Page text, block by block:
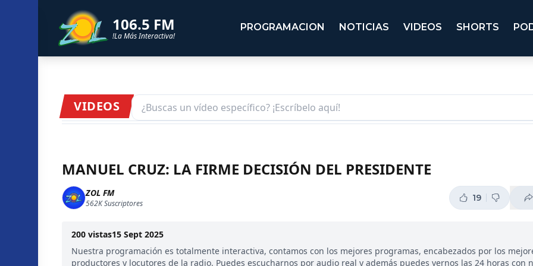
106.5 FM
!La Más Interactiva!
PROGRAMACION NOTICIAS VIDEOS SHORTS
VIDEOS
MANUEL CRUZ: LA FIRME DECISIÓN DEL PRESIDENTE
ZOL FM
562KSuscriptores
19
200 vistas15 Sept 2025
Nuestra programación es totalmente interactiva, contamos con los mejores programas, encabezados por los
productores y locutores de la radio. Puedes escucharnos por audio real y además puedes vernos las 24 horas con